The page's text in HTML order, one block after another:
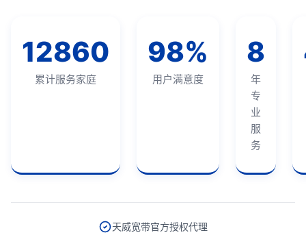
12860
累计服务家庭
98%
用户满意度
8
年
专
业
服
务
天威宽带官方授权代理